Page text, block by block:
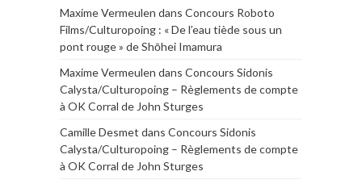
Maxime Vermeulen dans Concours Roboto
Films/Culturopoing : « De l’eau tiède sous un
pont rouge » de Shōhei Imamura
Maxime Vermeulen dans Concours Sidonis
Calysta/Culturopoing – Règlements de compte
à OK Corral de John Sturges
Camille Desmet dans Concours Sidonis
Calysta/Culturopoing – Règlements de compte
à OK Corral de John Sturges